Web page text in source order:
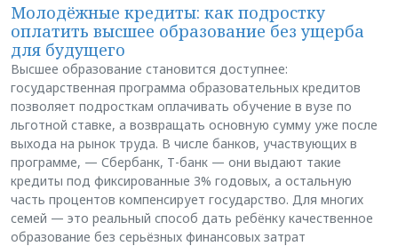
Молодёжные кредиты: как подростку
оплатить высшее образование без ущерба
для будущего
Высшее образование становится доступнее:
государственная программа образовательных кредитов
позволяет подросткам оплачивать обучение в вузе по
льготной ставке, а возвращать основную сумму уже после
выхода на рынок труда. В числе банков, участвующих в
программе, — Сбербанк, Т-банк — они выдают такие
кредиты под фиксированные 3% годовых, а остальную
часть процентов компенсирует государство. Для многих
семей — это реальный способ дать ребёнку качественное
образование без серьёзных финансовых затрат